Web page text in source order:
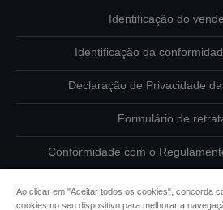
Identificação do
Identificação da
Declaração de Privacidade
Formulário de
Conformidade com o
Ao clicar em "Aceitar todos os cookies", concorda
cookies no seu dispositivo para melhorar a